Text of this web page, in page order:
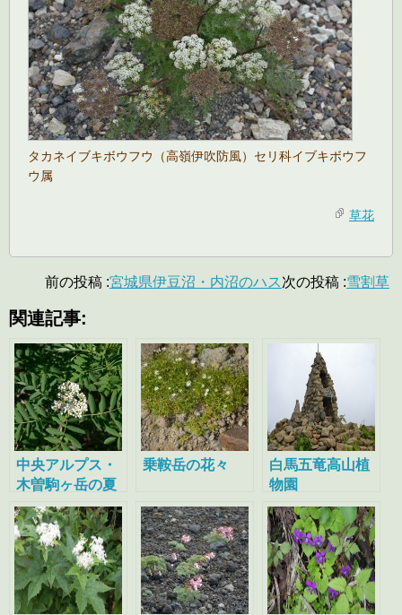
タカネイブキボウフウ（高嶺伊吹防風）セリ科イブキボウフ
ウ属
草花
前の投稿 :宮城県伊豆沼・内沼のハス次の投稿 :雪割草
関連記事:
中央アルプス・
木曽駒ヶ岳の夏
乗鞍岳の花々
白馬五竜高山植
物園